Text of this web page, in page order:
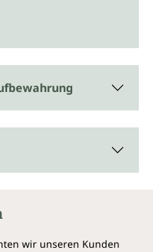
wir unseren Kunden